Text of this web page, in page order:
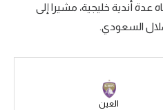
عدة أندية خليجية، مشيرا إلى
السعودي.
العين